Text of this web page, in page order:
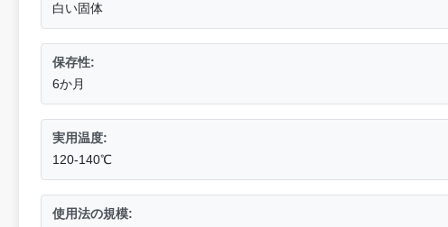
白い固体
保存性:
6か月
実用温度:
120-140℃
使用法の規模: